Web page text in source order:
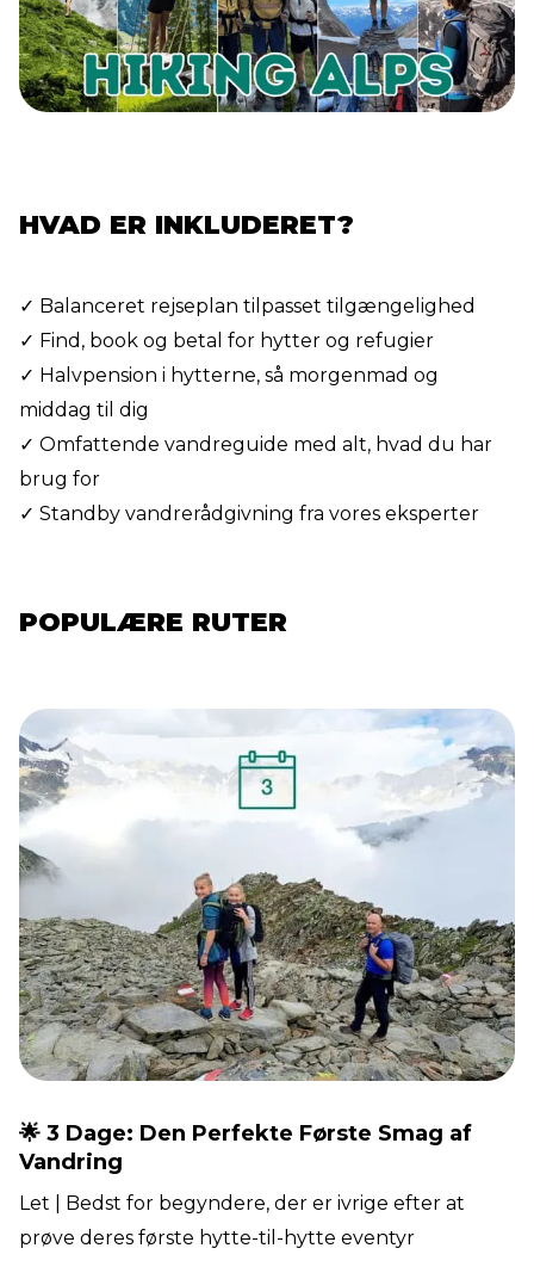
HVAD ER INKLUDERET?
✓ Balanceret rejseplan tilpasset tilgængelighed
✓ Find, book og betal for hytter og refugier
✓ Halvpension i hytterne, så morgenmad og
middag til dig
✓ Omfattende vandreguide med alt, hvad du har
brug for
✓ Standby vandrerådgivning fra vores eksperter
POPULÆRE RUTER
🌟 3 Dage: Den Perfekte Første Smag af
Vandring
Let | Bedst for begyndere, der er ivrige efter at
prøve deres første hytte-til-hytte eventyr